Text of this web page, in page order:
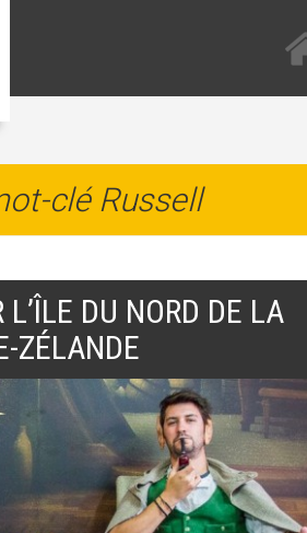
clé Russell
DU NORD DE LA
ZÉLANDE